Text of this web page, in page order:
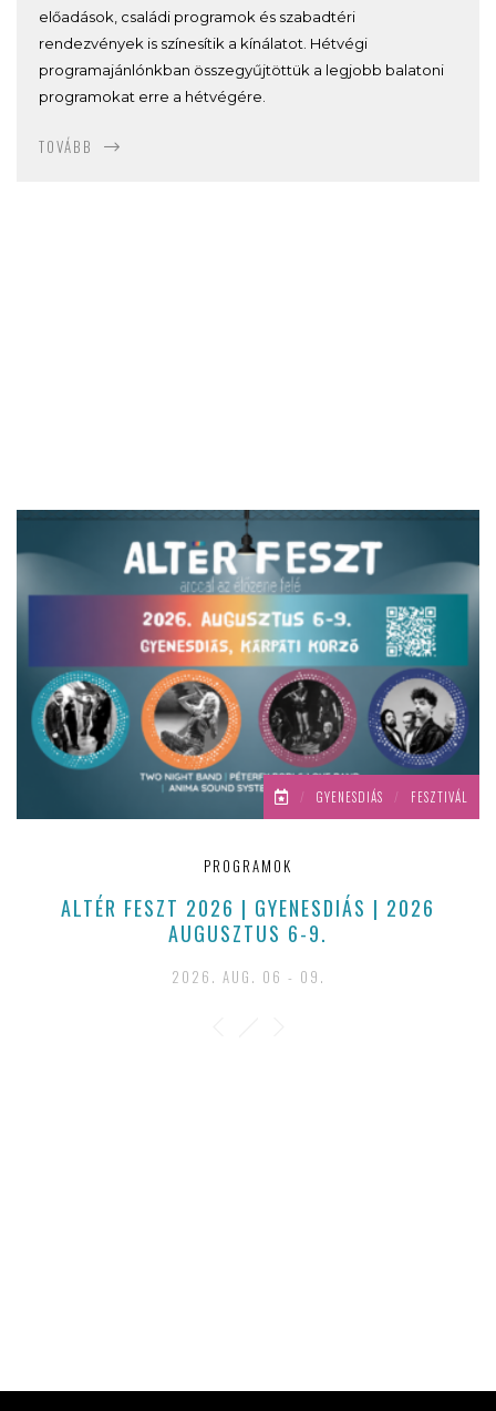
előadások, családi programok és szabadtéri
rendezvények is színesítik a kínálatot. Hétvégi
programajánlónkban összegyűjtöttük a legjobb balatoni
programokat erre a hétvégére.
TOVÁBB
/ GYENESDIÁS / FESZTIVÁL
PROGRAMOK
ALTÉR FESZT 2026 | GYENESDIÁS | 2026
AUGUSZTUS 6-9.
2026. AUG. 06 - 09.